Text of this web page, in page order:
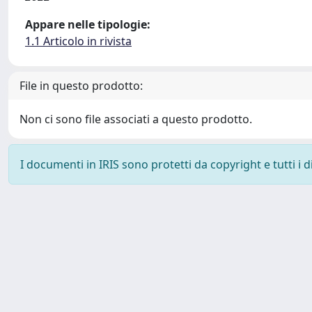
Appare nelle tipologie:
1.1 Articolo in rivista
File in questo prodotto:
Non ci sono file associati a questo prodotto.
I documenti in IRIS sono protetti da copyright e tutti i